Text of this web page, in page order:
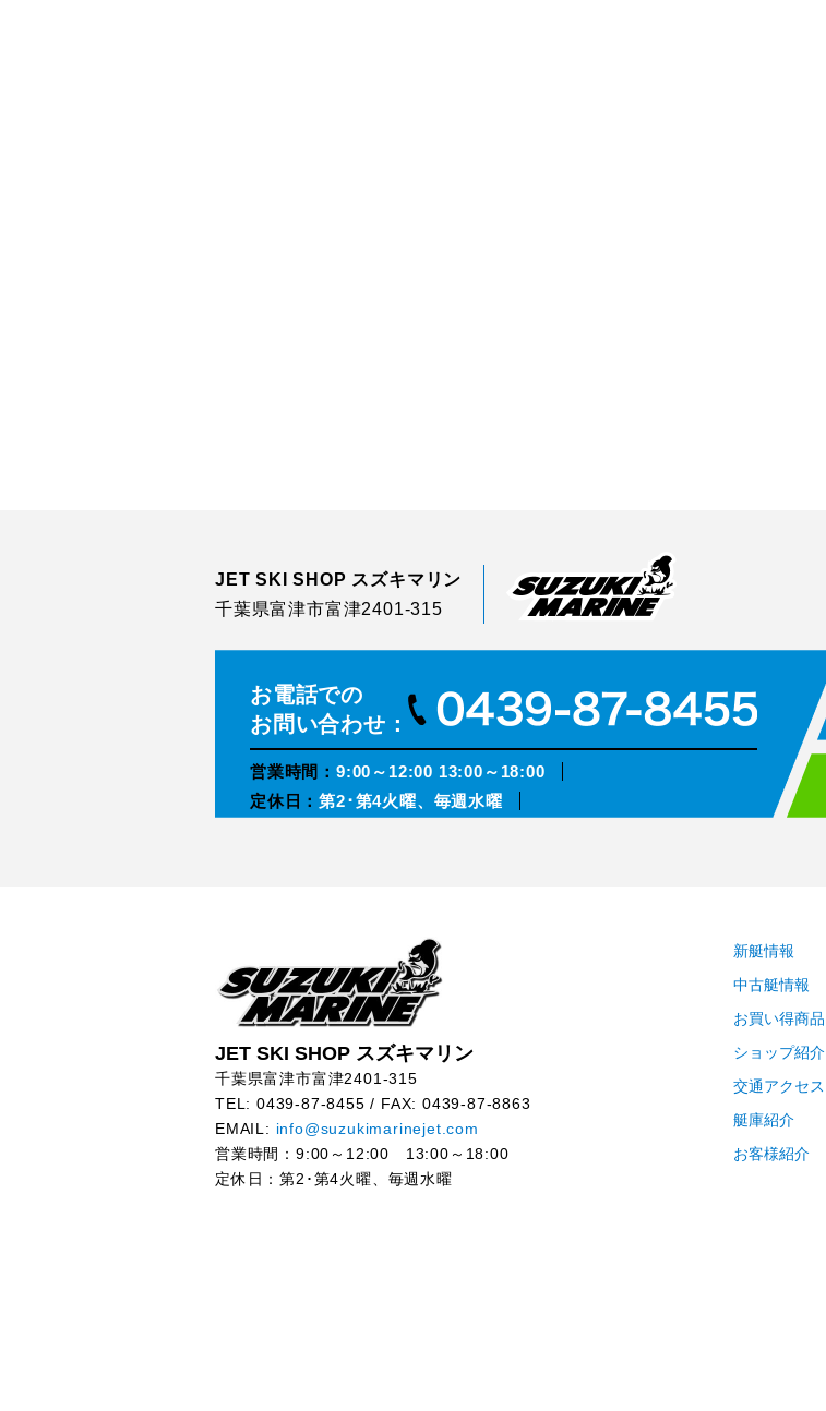
JET SKI SHOP スズキマリン
千葉県富津市富津2401-315
お電話での
お問い合わせ：
営業時間： 9:00～12:00 13:00～18:00
定休日：第2･第4火曜、毎週水曜
JET SKI SHOP スズキマリン
千葉県富津市富津2401-315
TEL: 0439-87-8455 / FAX: 0439-87-8863
EMAIL: info@suzukimarinejet.com
営業時間：9:00～12:00 13:00～18:00
定休日：第2･第4火曜、毎週水曜
新艇情報
中古艇情報
お買い得商品
ショップ紹介
交通アクセス
艇庫紹介
お客様紹介